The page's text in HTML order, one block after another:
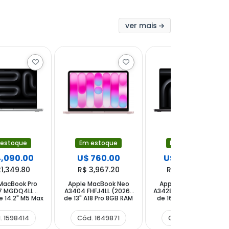
ver mais
Pro
MGDQ4LL
14.2" M5 Max
Silver
1598414
Em estoque
U$ 760.00
R$ 3,967.20
Apple MacBook Neo
A3404 FHFJ4LL (2026)
de 13" A18 Pro 8GB RAM
(CPO)
Cód. 1649871
Em estoque
U$ 2,990.00
R$ 15,607.80
Apple MacBook Pro
A3428 MGEA4LL (2026)
de 16.2" M5 Pro 24GB
Cód. 1598513